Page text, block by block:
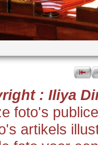
: Iliya
foto's
artikels